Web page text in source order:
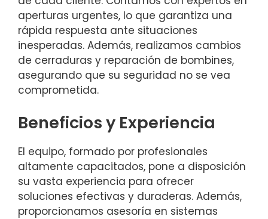
aperturas urgentes, lo que garantiza una
rápida respuesta ante situaciones
inesperadas. Además, realizamos cambios
de cerraduras y reparación de bombines,
asegurando que su seguridad no se vea
comprometida.
Beneficios y Experiencia
El equipo, formado por profesionales
altamente capacitados, pone a disposición
su vasta experiencia para ofrecer
soluciones efectivas y duraderas. Además,
proporcionamos asesoría en sistemas